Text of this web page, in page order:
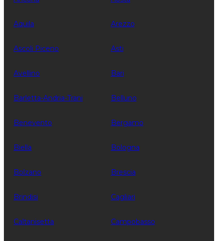
Aquila Arezzo
Ascoli Piceno Asti
Avellino Bari
Barletta-Andria-Trani Belluno
Benevento Bergamo
Biella Bologna
Bolzano Brescia
Brindisi Cagliari
Caltanisetta Campobasso